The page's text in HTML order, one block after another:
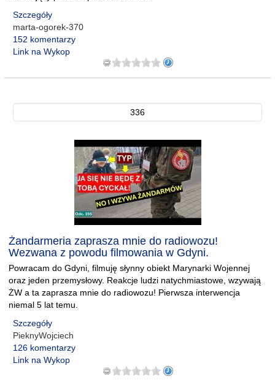
Szczegóły
marta-ogorek-370
152 komentarzy
Link na Wykop
336
Żandarmeria zaprasza mnie do radiowozu!
Wezwana z powodu filmowania w Gdyni.
Powracam do Gdyni, filmuję słynny obiekt Marynarki Wojennej
oraz jeden przemysłowy. Reakcje ludzi natychmiastowe, wzywają
ŻW a ta zaprasza mnie do radiowozu! Pierwsza interwencja
niemal 5 lat temu.
Szczegóły
PieknyWojciech
126 komentarzy
Link na Wykop